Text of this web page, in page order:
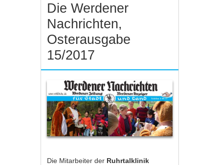
Die Werdener
Nachrichten,
Osterausgabe
15/2017
Die Mitarbeiter der Ruhrtalklinik